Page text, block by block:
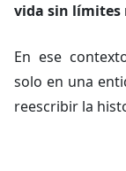
vida sin
En ese
solo en una
reescribir la